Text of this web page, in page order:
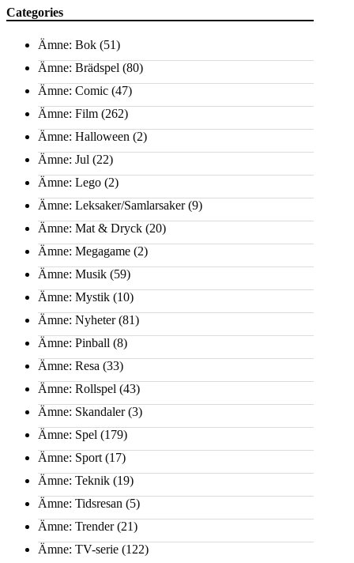
Categories
Ämne: Bok (51)
Ämne: Brädspel (80)
Ämne: Comic (47)
Ämne: Film (262)
Ämne: Halloween (2)
Ämne: Jul (22)
Ämne: Lego (2)
Ämne: Leksaker/Samlarsaker(9)
Ämne: Mat & Dryck (20)
Ämne: Megagame (2)
Ämne: Musik (59)
Ämne: Mystik (10)
Ämne: Nyheter(81)
Ämne: Pinball (8)
Ämne: Resa (33)
Ämne: Rollspel (43)
Ämne: Skandaler(3)
Ämne: Spel (179)
Ämne: Sport (17)
Ämne: Teknik (19)
Ämne: Tidsresan (5)
Ämne: Trender(21)
Ämne: TV-serie (122)